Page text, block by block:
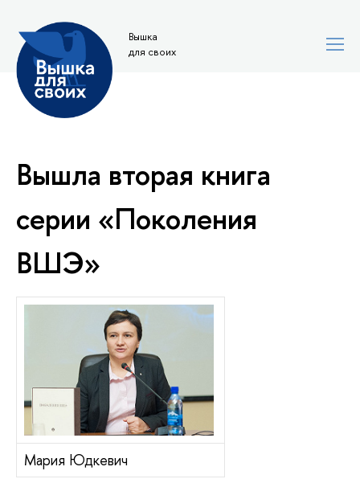
Вышка
для своих
Вышла вторая книга
серии «Поколения
ВШЭ»
Мария Юдкевич